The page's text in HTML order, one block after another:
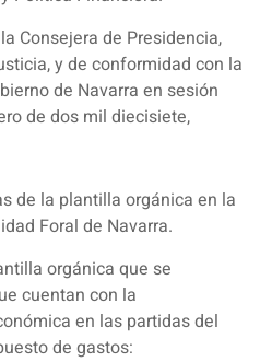
Consejera de Presidencia,
y de conformidad con la
de Navarra en sesión
de dos mil diecisiete,
de la plantilla orgánica en la
Foral de Navarra.
orgánica que se
cuentan con la
en las partidas del
de gastos: